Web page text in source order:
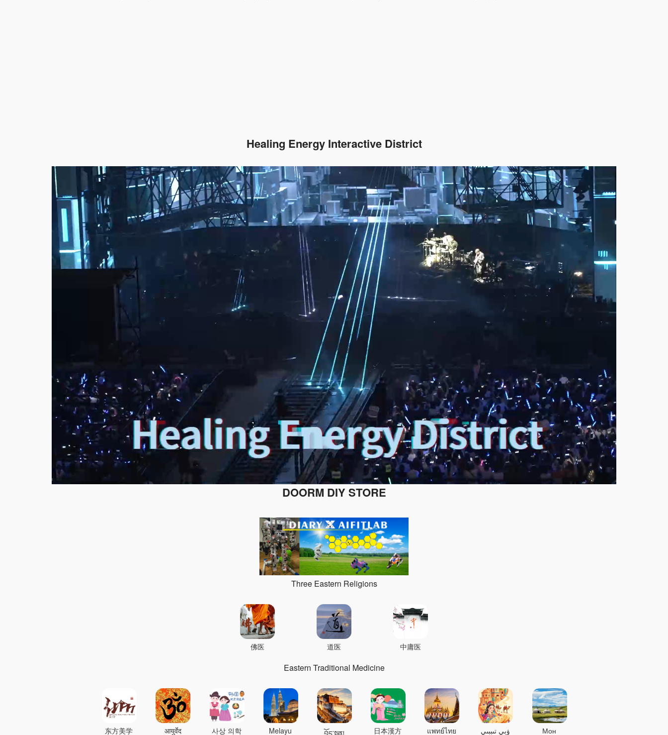
Healing Energy Interactive District
DOORM DIY STORE
Three Eastern Religions
佛医 道医 中庸医
Eastern Traditional Medicine
东方美学 आयुर्वेद 사상 의학 Melayu 日本漢方 แพทย์ไทย ۋېي تىببىي Мон